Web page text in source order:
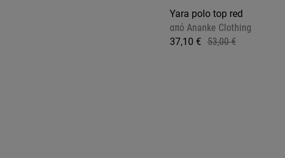
Yara polo top red
από Ananke Clothing
37,10 € 53,00 €